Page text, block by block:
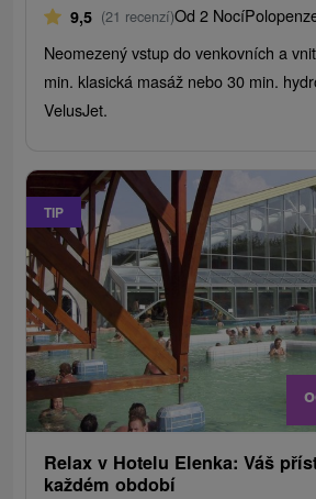
9,5 (21 recenzí)Od 2 Nocí
Neomezený vstup do venkovních a
min. klasická masáž nebo 30 min.
VelusJet.
TIP
Relax v Hotelu Elenka: Váš
každém období